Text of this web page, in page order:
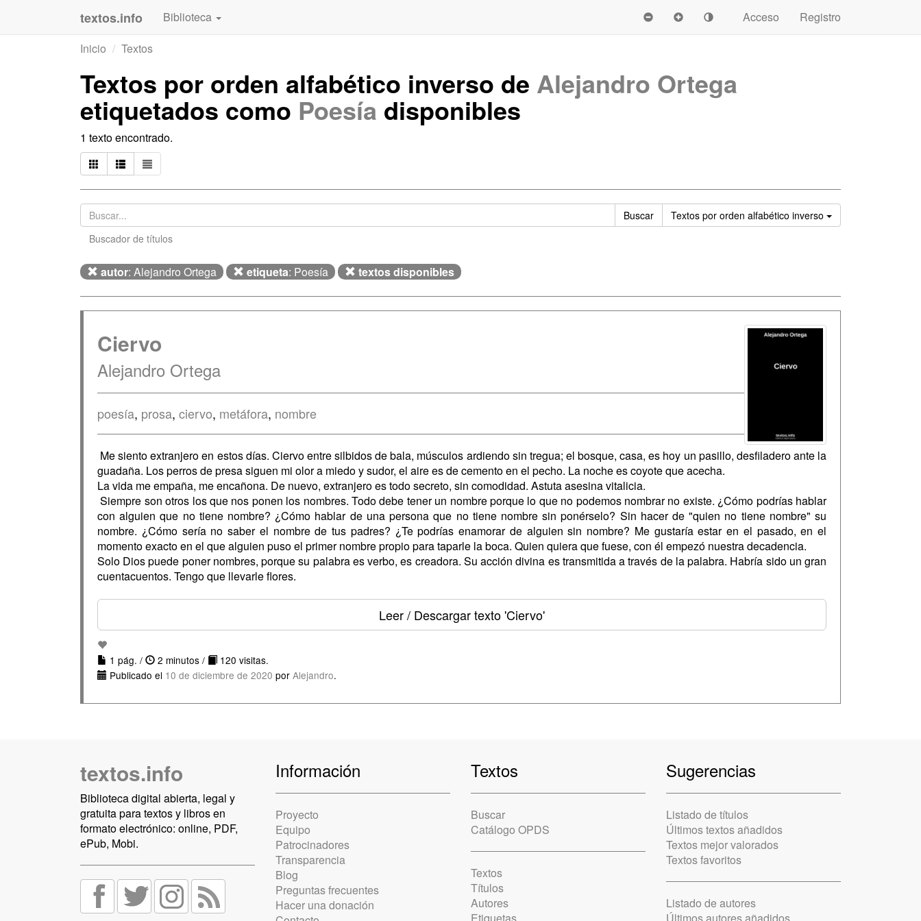
textos.info Biblioteca Acceso
Registro
Inicio
Textos
Textos por orden alfabético inverso de Alejandro Ortega
etiquetados como Poesía disponibles
1 texto encontrado.
Buscar Textos por orden alfabético inverso Ordenar
Buscador de títulos
autor: Alejandro Ortega etiqueta: Poesía textos disponibles
Ciervo
Alejandro Ortega
poesía, prosa, ciervo, metáfora, nombre
Me siento extranjero en estos días. Ciervo entre silbidos de bala, músculos ardiendo sin tregua; el bosque, casa, es hoy un pasillo, desfiladero ante la
guadaña. Los perros de presa siguen mi olor a miedo y sudor, el aire es de cemento en el pecho. La noche es coyote que acecha.
La vida me empaña, me encañona. De nuevo, extranjero es todo secreto, sin comodidad. Astuta asesina vitalicia.
Siempre son otros los que nos ponen los nombres. Todo debe tener un nombre porque lo que no podemos nombrar no existe. ¿Cómo podrías hablar
con alguien que no tiene nombre? ¿Cómo hablar de una persona que no tiene nombre sin ponérselo? Sin hacer de "quien no tiene nombre" su
nombre. ¿Cómo sería no saber el nombre de tus padres? ¿Te podrías enamorar de alguien sin nombre? Me gustaría estar en el pasado, en el
momento exacto en el que alguien puso el primer nombre propio para taparle la boca. Quien quiera que fuese, con él empezó nuestra decadencia.
Solo Dios puede poner nombres, porque su palabra es verbo, es creadora. Su acción divina es transmitida a través de la palabra. Habría sido un gran
cuentacuentos. Tengo que llevarle flores.
Leer / Descargar texto'Ciervo'
1 pág. / 2 minutos /
120 visitas.
Publicado el 10 de diciembre de 2020 por Alejandro.
textos.info
Biblioteca digital abierta, legal y
gratuita para textos y libros en
formato electrónico: online, PDF,
ePub, Mobi.
Información
Proyecto
Equipo
Patrocinadores
Transparencia
Blog
Preguntas frecuentes
Hacer una donación
Textos
Buscar
Catálogo OPDS
Textos
Títulos
Autores
Sugerencias
Listado de títulos
Últimos textos añadidos
Textos mejor valorados
Textos favoritos
Listado de autores